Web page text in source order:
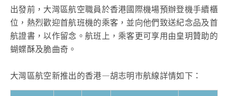
出發前，大灣區航空職員於香港國際機場預辦登機手續櫃
位，熱烈歡迎首航班機的乘客，並向他們致送紀念品及首
航證書，以作留念。航班上，乘客更可享用由皇玥贊助的
蝴蝶酥及脆曲奇。
大灣區航空新推出的香港—胡志明市航線詳情如下：